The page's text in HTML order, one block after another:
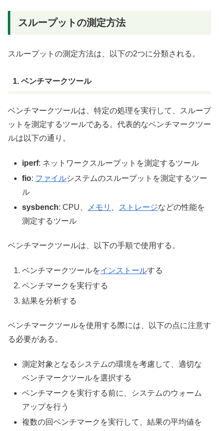
スループットの測定方法
スループットの測定方法は、以下の2つに分類される。
1. ベンチマークツール
ベンチマークツールは、特定の処理を実行して、スループ
ットを測定するツールである。代表的なベンチマークツー
ルは以下の通り。
iperf: ネットワークスループットを測定するツール
fio: ファイルシステムのスループットを測定するツー
ル
sysbench: CPU、 メモリ ストレージなどの性能を
測定するツール
ベンチマークツールは、以下の手順で使用する。
ベンチマークツールをインストールする
ベンチマークを実行する
結果を分析する
ベンチマークツールを使用する際には、以下の点に注意す
る必要がある。
測定対象となるシステムの環境を考慮して、適切な
ベンチマークツールを選択する
ベンチマークを実行する前に、システムのウォーム
アップを行う
複数の回ベンチマークを実行して、結果の平均値を